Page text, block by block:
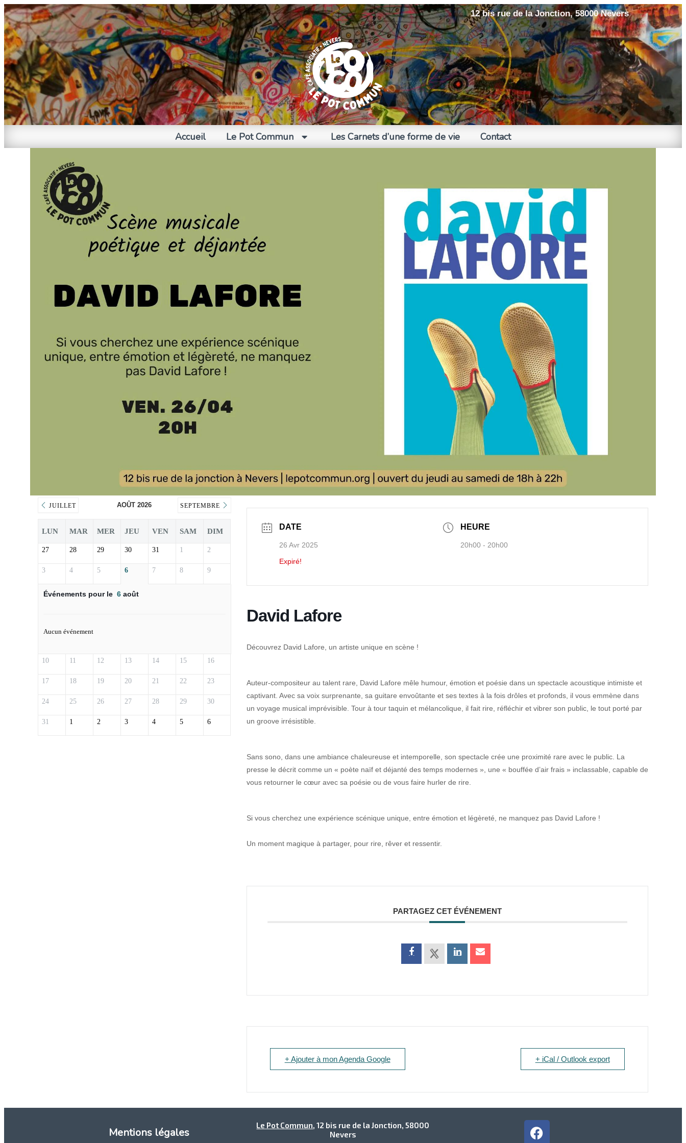
12 bis rue de la Jonction, 58000 Nevers
Accueil Le Pot Commun Les Carnets d’une forme de vie Contact
JUILLET AOÛT 2026 SEPTEMBRE
LUN MAR MER JEU VEN SAM DIM
27 28 29 30 31 1 2
3 4 5 6 7 8 9
Événements pour le 6 août
Aucun événement
10 11 12 13 14 15 16
17 18 19 20 21 22 23
24 25 26 27 28 29 30
31 1 2 3 4 5 6
DATE
26 Avr 2025
Expiré!
HEURE
20h00 - 20h00
David Lafore
Découvrez David Lafore, un artiste unique en scène !
Auteur-compositeur au talent rare, David Lafore mêle humour, émotion et poésie dans un spectacle acoustique intimiste et
captivant. Avec sa voix surprenante, sa guitare envoûtante et ses textes à la fois drôles et profonds, il vous emmène dans
un voyage musical imprévisible. Tour à tour taquin et mélancolique, il fait rire, réfléchir et vibrer son public, le tout porté par
un groove irrésistible.
Sans sono, dans une ambiance chaleureuse et intemporelle, son spectacle crée une proximité rare avec le public. La
presse le décrit comme un « poète naïf et déjanté des temps modernes », une « bouffée d’air frais » inclassable, capable de
vous retourner le cœur avec sa poésie ou de vous faire hurler de rire.
Si vous cherchez une expérience scénique unique, entre émotion et légèreté, ne manquez pas David Lafore !
Un moment magique à partager, pour rire, rêver et ressentir.
PARTAGEZ CET ÉVÉNEMENT
+ Ajouter à mon Agenda Google + iCal / Outlook export
Mentions légales
Le Pot Commun, 12 bis rue de la Jonction, 58000
Nevers